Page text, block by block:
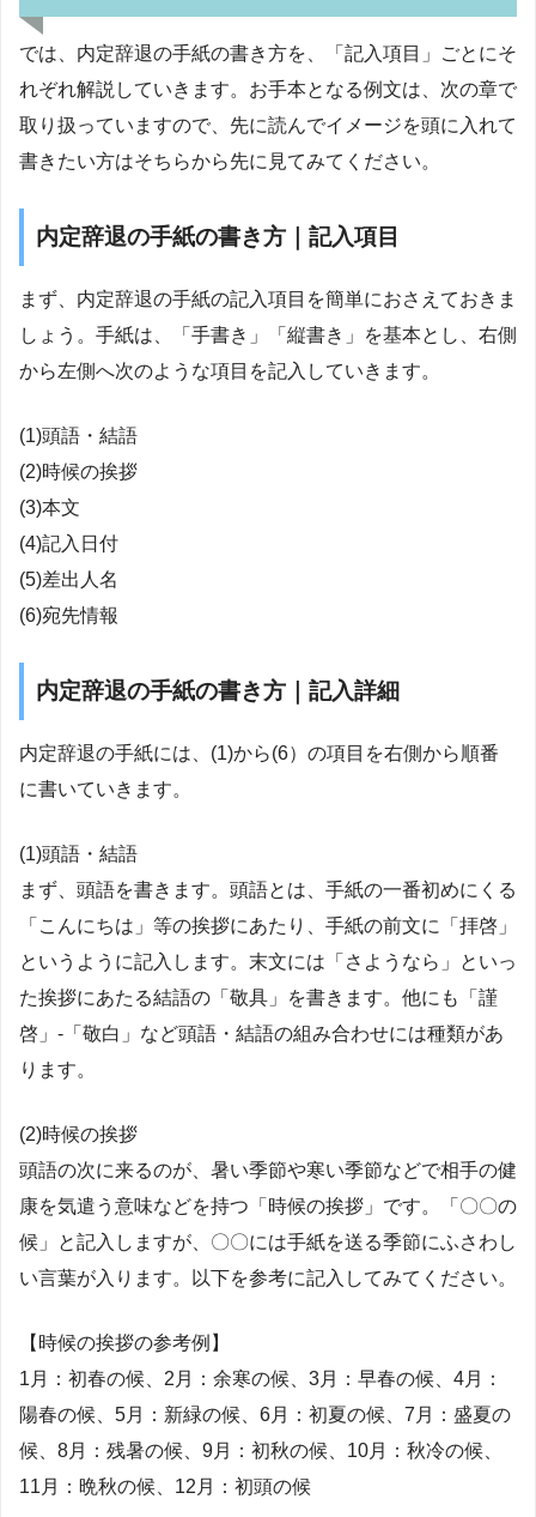
では、内定辞退の手紙の書き方を、「記入項目」ごとにそ
れぞれ解説していきます。お手本となる例文は、次の章で
取り扱っていますので、先に読んでイメージを頭に入れて
書きたい方はそちらから先に見てみてください。
内定辞退の手紙の書き方｜記入項目
まず、内定辞退の手紙の記入項目を簡単におさえておきま
しょう。手紙は、「手書き」「縦書き」を基本とし、右側
から左側へ次のような項目を記入していきます。
(1)頭語・結語
(2)時候の挨拶
(3)本文
(4)記入日付
(5)差出人名
(6)宛先情報
内定辞退の手紙の書き方｜記入詳細
内定辞退の手紙には、(1)から(6）の項目を右側から順番
に書いていきます。
(1)頭語・結語
まず、頭語を書きます。頭語とは、手紙の一番初めにくる
「こんにちは」等の挨拶にあたり、手紙の前文に「拝啓」
というように記入します。末文には「さようなら」といっ
た挨拶にあたる結語の「敬具」を書きます。他にも「謹
啓」-「敬白」など頭語・結語の組み合わせには種類があ
ります。
(2)時候の挨拶
頭語の次に来るのが、暑い季節や寒い季節などで相手の健
康を気遣う意味などを持つ「時候の挨拶」です。「〇〇の
候」と記入しますが、〇〇には手紙を送る季節にふさわし
い言葉が入ります。以下を参考に記入してみてください。
【時候の挨拶の参考例】
1月：初春の候、2月：余寒の候、3月：早春の候、4月：
陽春の候、5月：新緑の候、6月：初夏の候、7月：盛夏の
候、8月：残暑の候、9月：初秋の候、10月：秋冷の候、
11月：晩秋の候、12月：初頭の候